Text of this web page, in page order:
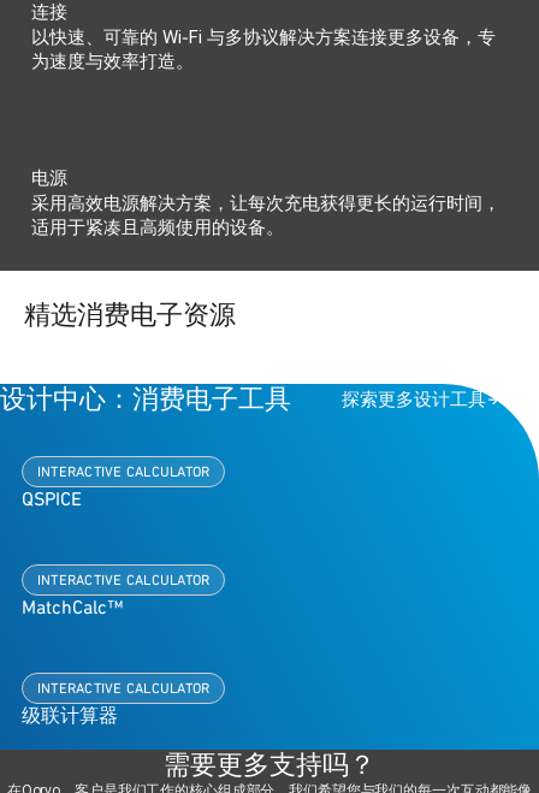
连接
以快速、可靠的 Wi‑Fi 与多协议解决方案连接更多设备，专
为速度与效率打造。
电源
采用高效电源解决方案，让每次充电获得更长的运行时间，
适用于紧凑且高频使用的设备。
精选消费电子资源
设计中心：消费电子工具 探索更多设计工具
INTERACTIVE CALCULATOR
QSPICE
INTERACTIVE CALCULATOR
MatchCalc™
INTERACTIVE CALCULATOR
级联计算器
需要更多支持吗？